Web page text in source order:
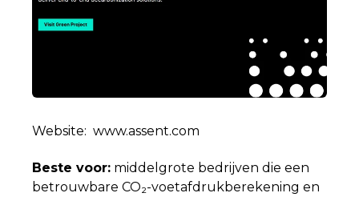
Website: www.assent.com
Beste voor: middelgrote bedrijven die een
betrouwbare CO₂-voetafdrukberekening en